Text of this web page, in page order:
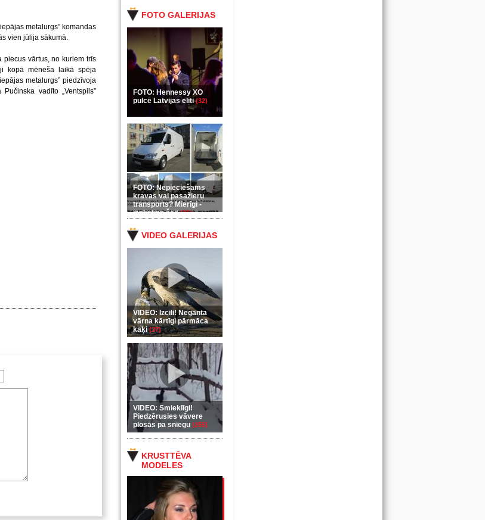
FOTO GALERIJAS
FOTO: Hennessy XO
pulcē Latvijas eliti(32)
FOTO: Nepieciešams
kravas vai pasažieru
transports? Mierīgi -
ieskaties šeit(35)
VIDEO GALERIJAS
VIDEO: Izcili! Neganta
vārna kārtīgi pārmāca
kaķi(37)
VIDEO: Smieklīgi!
Piedzērusies vāvere
plosās pa sniegu (255)
KRUSTTĒVA
MODELES
metalurgs” komandas
vien jūlija sākumā.
vārtus, no kuriem trīs
kopā mēneša laikā spēja
metalurgs” piedzīvoja
vadīto „Ventspils”